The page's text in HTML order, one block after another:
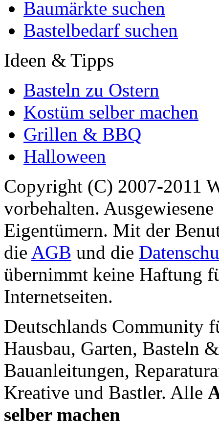
Baumärkte suchen
Bastelbedarf suchen
Ideen & Tipps
Basteln zu Ostern
Kostüm selber machen
Grillen & BBQ
Halloween
Copyright (C) 2007-2011
vorbehalten.
Eigentümern. Mit der
die AGB und die
übernimmt keine Haftung
Internetseiten.
Deutschlands Community
Hausbau, Garten, Basteln
Bauanleitungen,
Kreative und Bastler. Alle
selber machen